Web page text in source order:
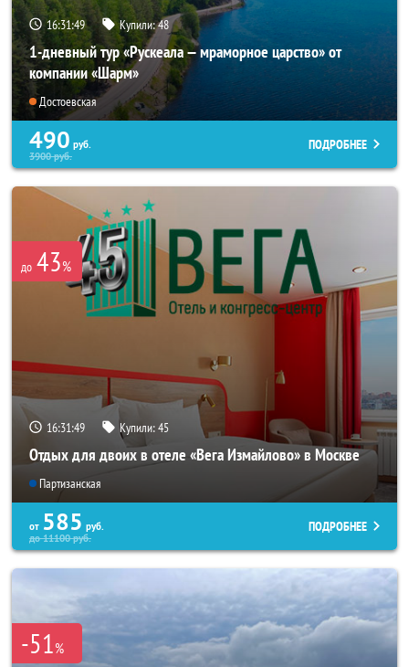
16:31:45 Купили:48
1-дневный тур «Рускеала — мраморное царство» от
компании «Шарм»
Достоевская
490 руб.
3900руб.
ПОДРОБНЕЕ
до 43%
16:31:45 Купили:45
Отдых для двоих в отеле «Вега Измайлово» в Москве
Партизанская
от 585 руб.
до11100руб.
ПОДРОБНЕЕ
-51%